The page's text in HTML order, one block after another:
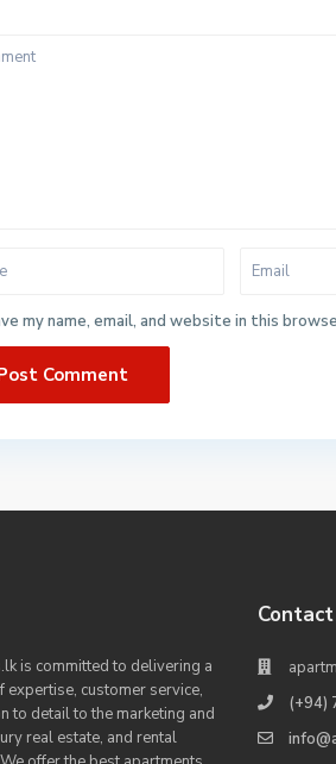
my name, email, and website in this
is committed to delivering a
expertise, customer service,
to detail to the marketing and
real estate, and rental
Contact
(+94)